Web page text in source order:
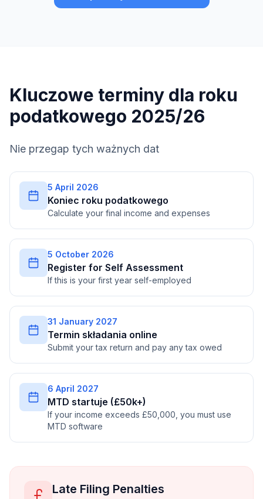
Kluczowe terminy dla roku
podatkowego 2025/26
Nie przegap tych ważnych dat
5 April 2026
Koniec roku podatkowego
Calculate your final income and expenses
5 October 2026
Register for Self Assessment
If this is your first year self-employed
31 January 2027
Termin składania online
Submit your tax return and pay any tax owed
6 April 2027
MTD startuje (£50k+)
If your income exceeds £50,000, you must use
MTD software
Late Filing Penalties